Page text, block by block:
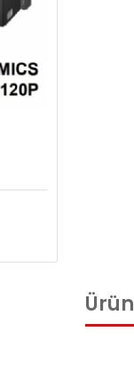
Ürün